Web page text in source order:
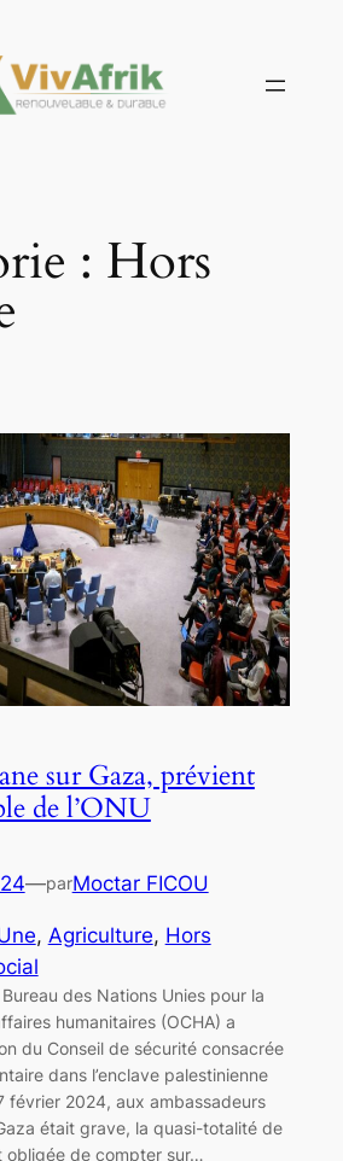
: Hors
sur Gaza, prévient
de l’ONU
—parMoctar FICOU
, Agriculture, Hors
des Nations Unies pour la
humanitaires (OCHA) a
du Conseil de sécurité consacrée
dans l’enclave palestinienne
février 2024, aux ambassadeurs
était grave, la quasi-totalité de
obligée de compter sur…